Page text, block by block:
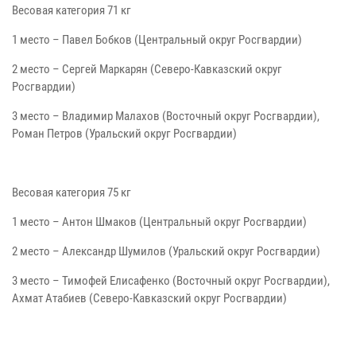
Весовая категория 71 кг
1 место – Павел Бобков (Центральный округ Росгвардии)
2 место – Сергей Маркарян (Северо-Кавказский округ
Росгвардии)
3 место – Владимир Малахов (Восточный округ Росгвардии),
Роман Петров (Уральский округ Росгвардии)
Весовая категория 75 кг
1 место – Антон Шмаков (Центральный округ Росгвардии)
2 место – Александр Шумилов (Уральский округ Росгвардии)
3 место – Тимофей Елисафенко (Восточный округ Росгвардии),
Ахмат Атабиев (Северо-Кавказский округ Росгвардии)